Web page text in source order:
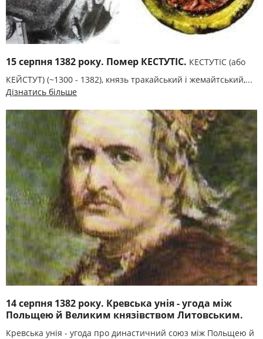
15 серпня 1382 року. Помер КЕСТУТІС. КЕСТУТІС (або
КЕЙСТУТ) (~1300 - 1382), князь тракайський і жемайтський,...
Дізнатись більше
14 серпня 1382 року. Кревська унія - угода між
Польщею й Великим князівством Литовським.
Кревська унія - угода про династичний союз між Польщею й